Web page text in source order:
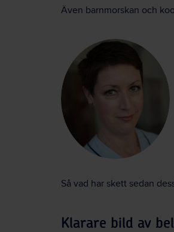
Även barnmorskan och
Så vad har skett sedan
Klarare bild av